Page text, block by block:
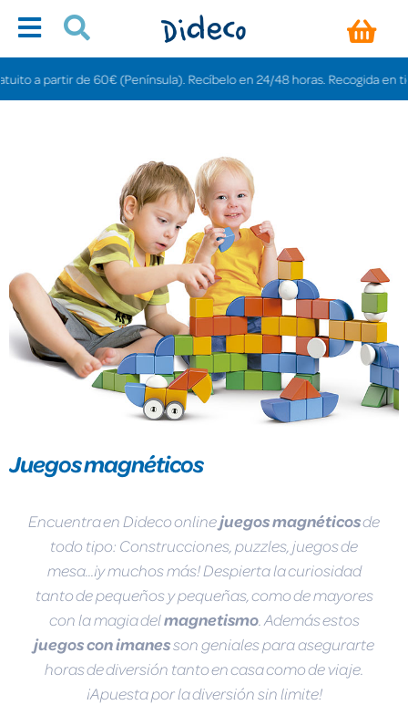
a partir de 60€ (Península). Recíbelo en 24/48 horas. Recogida en
Juegos magnéticos
Encuentra en Dideco onlinejuegos magnéticosde
todo tipo: Construcciones, puzzles, juegos de
mesa...¡y muchos más! Despierta la curiosidad
tanto de pequeños y pequeñas, como de mayores
con la magia delmagnetismo. Además estos
juegos con imanesson geniales para asegurarte
horas de diversión tanto en casa como de viaje.
¡Apuesta por la diversión sin limite!